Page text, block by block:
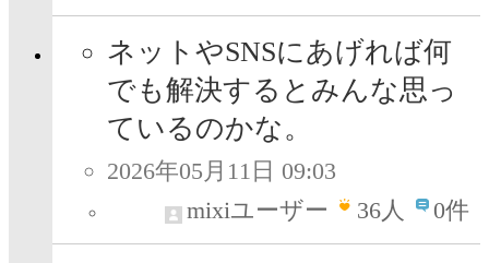
ネットやSNSにあげれば何
でも解決するとみんな思っ
ているのかな。
2026年05月11日 09:03
mixiユーザー
36人 0件